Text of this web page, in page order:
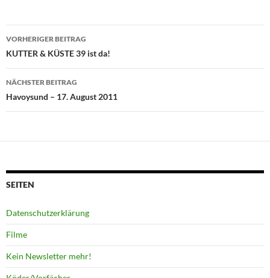
Beitragsnavigation
VORHERIGER BEITRAG
KUTTER & KÜSTE 39 ist da!
NÄCHSTER BEITRAG
Havoysund – 17. August 2011
SEITEN
Datenschutzerklärung
Filme
Kein Newsletter mehr!